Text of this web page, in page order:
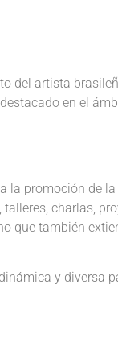
del artista
en el
la promoción de
charlas,
que también
y diversa